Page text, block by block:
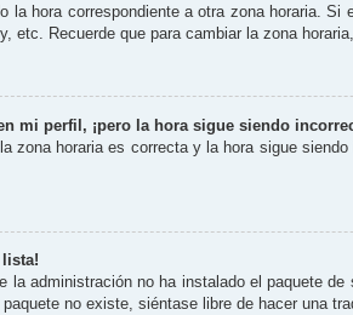
la hora correspondiente a otra zona horaria.
etc. Recuerde que para cambiar la zona
mi perfil, ¡pero la hora sigue siendo
zona horaria es correcta y la hora sigue
lista!
la administración no ha instalado el paquete
no existe, siéntase libre de hacer una